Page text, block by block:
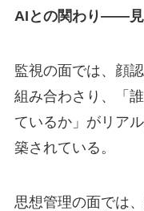
AIとの関わり——見
監視の面では、顔
組み合わさり、「
ているか」がリア
築されている。
思想管理の面では